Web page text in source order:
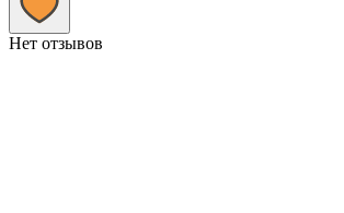
Нет отзывов